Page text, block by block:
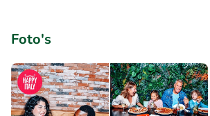
Foto's